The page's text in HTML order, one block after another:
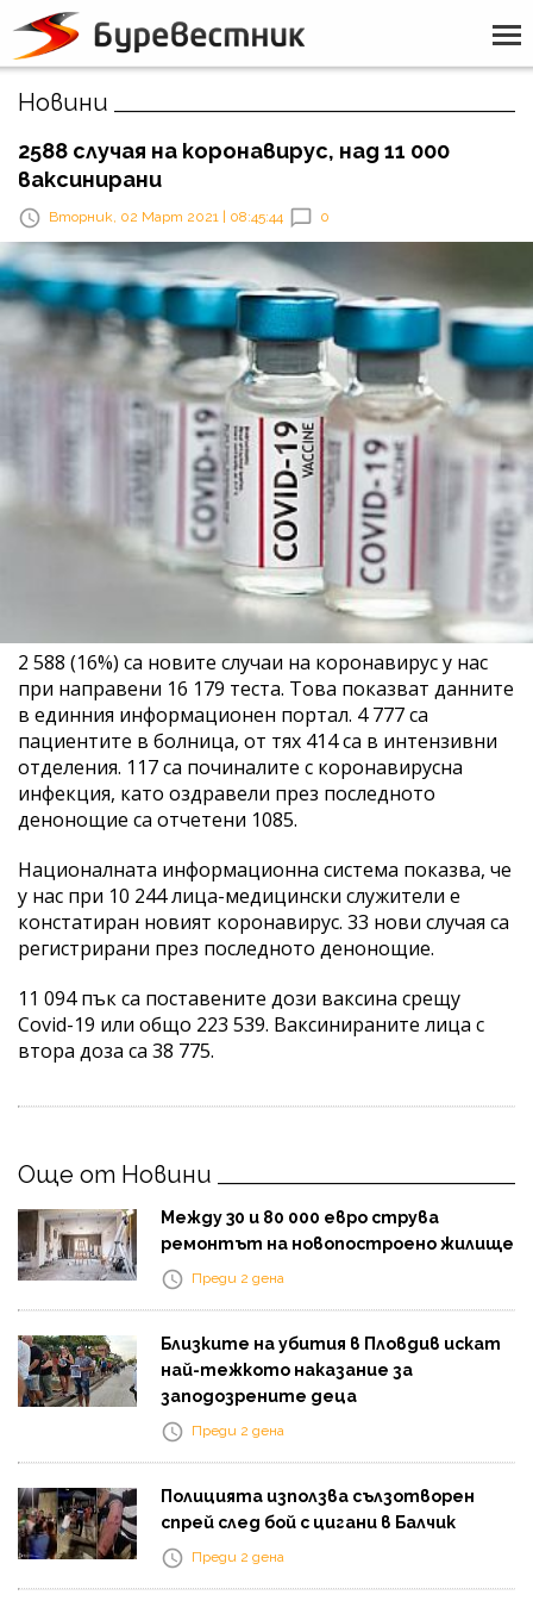
Новини
2588 случая на коронавирус, над 11 000
ваксинирани
Вторник, 02 Март 2021 | 08:45:44 0
2 588 (16%) са новите случаи на коронавирус у нас
при направени 16 179 теста. Това показват данните
в единния информационен портал. 4 777 са
пациентите в болница, от тях 414 са в интензивни
отделения. 117 са починалите с коронавирусна
инфекция, като оздравели през последното
денонощие са отчетени 1085.
Националната информационна система показва, че
у нас при 10 244 лица-медицински служители е
констатиран новият коронавирус. 33 нови случая са
регистрирани през последното денонощие.
11 094 пък са поставените дози ваксина срещу
Covid-19 или общо 223 539. Ваксинираните лица с
втора доза са 38 775.
Още от Новини
Между 30 и 80 000 евро струва
ремонтът на новопостроено жилище
Преди 2 дена
Близките на убития в Пловдив искат
най-тежкото наказание за
заподозрените деца
Преди 2 дена
Полицията използва сълзотворен
спрей след бой с цигани в Балчик
Преди 2 дена